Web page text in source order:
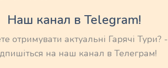
і розкішна
також побачити Музей
у світі.
таких як
Наш канал в Telegram!
отримувати актуальні Гарячі Тури? -
на наш канал в Телеграм!